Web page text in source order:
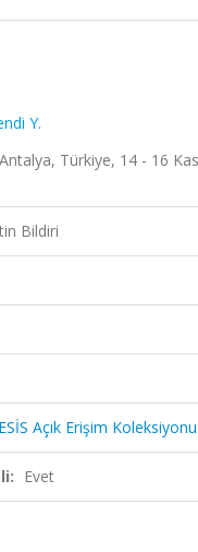
Y.
Türkiye, 14 - 16
Bildiri
Açık Erişim Koleksiyonu
Evet